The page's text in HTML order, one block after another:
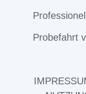
Probefahrt